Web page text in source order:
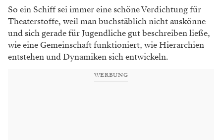
So ein Schiff sei immer eine schöne Verdichtung für
Theaterstoffe, weil man buchstäblich nicht auskönne
und sich gerade für Jugendliche gut beschreiben ließe,
wie eine Gemeinschaft funktioniert, wie Hierarchien
entstehen und Dynamiken sich entwickeln.
WERBUNG